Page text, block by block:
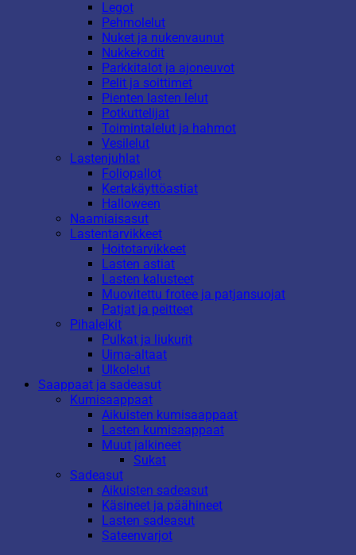
Legot
Pehmolelut
Nuket ja nukenvaunut
Nukkekodit
Parkkitalot ja ajoneuvot
Pelit ja soittimet
Pienten lasten lelut
Potkuttelijat
Toimintalelut ja hahmot
Vesilelut
Lastenjuhlat
Foliopallot
Kertakäyttöastiat
Halloween
Naamiaisasut
Lastentarvikkeet
Hoitotarvikkeet
Lasten astiat
Lasten kalusteet
Muovitettu frotee ja patjansuojat
Patjat ja peitteet
Pihaleikit
Pulkat ja liukurit
Uima-altaat
Ulkolelut
Saappaat ja sadeasut
Kumisaappaat
Aikuisten kumisaappaat
Lasten kumisaappaat
Muut jalkineet
Sukat
Sadeasut
Aikuisten sadeasut
Käsineet ja päähineet
Lasten sadeasut
Sateenvarjot